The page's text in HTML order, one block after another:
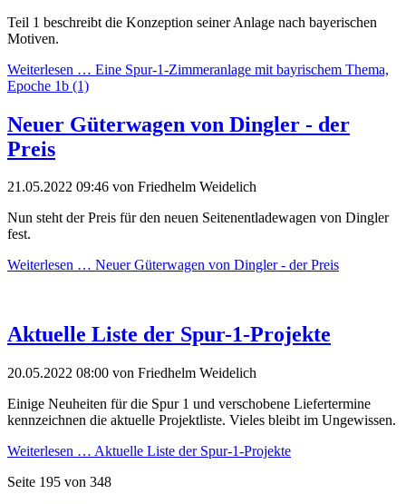
Teil 1 beschreibt die Konzeption seiner Anlage nach bayerischen
Motiven.
Weiterlesen … Eine Spur-1-Zimmeranlage mit bayrischem Thema,
Epoche 1b (1)
Neuer Güterwagen von Dingler - der
Preis
21.05.2022 09:46 von Friedhelm Weidelich
Nun steht der Preis für den neuen Seitenentladewagen von Dingler
fest.
Weiterlesen … Neuer Güterwagen von Dingler - der Preis
Aktuelle Liste der Spur-1-Projekte
20.05.2022 08:00 von Friedhelm Weidelich
Einige Neuheiten für die Spur 1 und verschobene Liefertermine
kennzeichnen die aktuelle Projektliste. Vieles bleibt im Ungewissen.
Weiterlesen … Aktuelle Liste der Spur-1-Projekte
Seite 195 von 348